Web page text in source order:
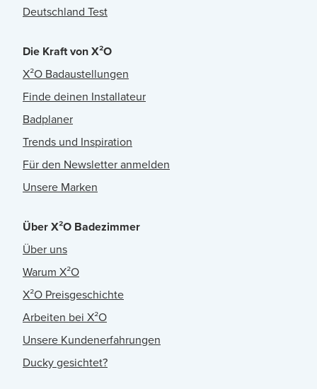
Deutschland Test
Die Kraft von X²O
X²O Badaustellungen
Finde deinen Installateur
Badplaner
Trends und Inspiration
Für den Newsletter anmelden
Unsere Marken
Über X²O Badezimmer
Über uns
Warum X²O
X²O Preisgeschichte
Arbeiten bei X²O
Unsere Kundenerfahrungen
Ducky gesichtet?